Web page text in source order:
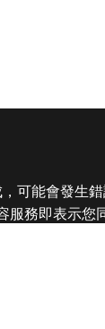
可能會發生錯
服務即表示您